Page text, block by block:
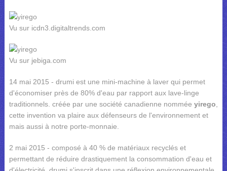
Vu sur icdn3.digitaltrends.com
Vu sur jebiga.com
14 mai 2015 - drumi est une mini-machine à laver qui permet
d'économiser près de 80% d'eau par rapport aux lave-linge
traditionnels. créée par une société canadienne nommée yirego
cette invention va plaire aux défenseurs de l'environnement et
mais aussi à notre porte-monnaie.
2 mai 2015 - composé à 40 % de matériaux recyclés et
permettant de réduire drastiquement la consommation d'eau et